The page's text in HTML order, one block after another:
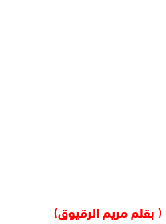
( بقلم مريم الرقيوق)